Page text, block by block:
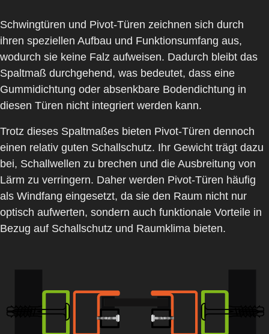
Schwingtüren und Pivot-Türen zeichnen sich durch
ihren speziellen Aufbau und Funktionsumfang aus,
wodurch sie keine Falz aufweisen. Dadurch bleibt das
Spaltmaß durchgehend, was bedeutet, dass eine
Gummidichtung oder absenkbare Bodendichtung in
diesen Türen nicht integriert werden kann.
Trotz dieses Spaltmaßes bieten Pivot-Türen dennoch
einen relativ guten Schallschutz. Ihr Gewicht trägt dazu
bei, Schallwellen zu brechen und die Ausbreitung von
Lärm zu verringern. Daher werden Pivot-Türen häufig
als Windfang eingesetzt, da sie den Raum nicht nur
optisch aufwerten, sondern auch funktionale Vorteile in
Bezug auf Schallschutz und Raumklima bieten.